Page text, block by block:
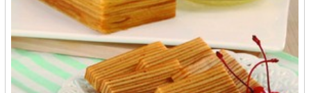
Nyai Kerang - Bandung
Nyai Kerang- Bandung
Ocien - Cirebon
Okawa - Cilegon
Olasing - Bekasi